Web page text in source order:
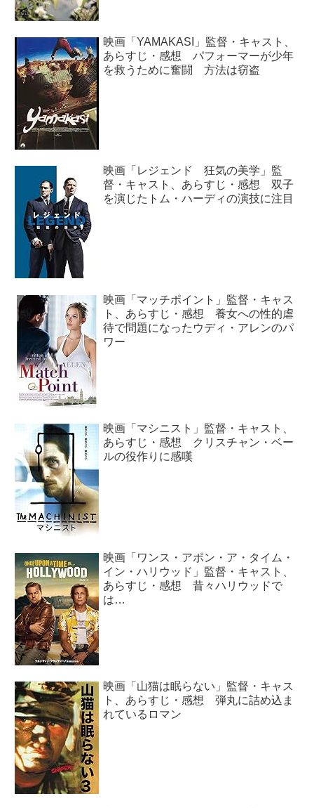
映画「YAMAKASI」監督・キャスト、
あらすじ・感想 パフォーマーが少年
を救うために奮闘 方法は窃盗
映画「レジェンド 狂気の美学」監
督・キャスト、あらすじ・感想 双子
を演じたトム・ハーディの演技に注目
映画「マッチポイント」監督・キャス
ト、あらすじ・感想 養女への性的虐
待で問題になったウディ・アレンのパ
ワー
映画「マシニスト」監督・キャスト、
あらすじ・感想 クリスチャン・ベー
ルの役作りに感嘆
映画「ワンス・アポン・ア・タイム・
イン・ハリウッド」監督・キャスト、
あらすじ・感想 昔々ハリウッドで
は…
映画「山猫は眠らない」監督・キャス
ト、あらすじ・感想 弾丸に詰め込ま
れているロマン